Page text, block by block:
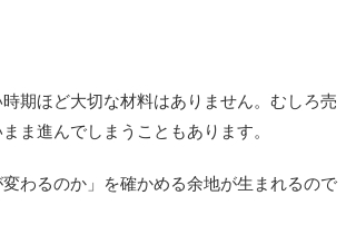
期ほど大切な材料はありません。むしろ売
ま進んでしまうこともあります。
わるのか」を確かめる余地が生まれるので